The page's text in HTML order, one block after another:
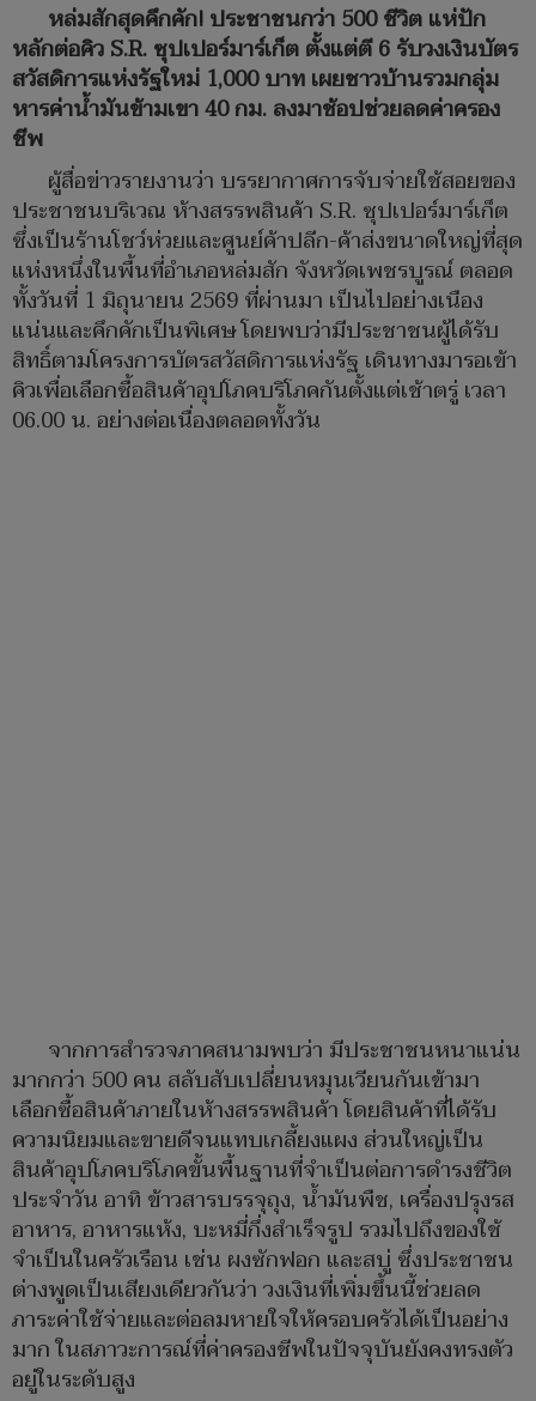
หล่มสักสุดคึกคัก! ประชาชนกว่า 500 ชีวิต แห่ปัก
หลักต่อคิว S.R. ซุปเปอร์มาร์เก็ต ตั้งแต่ตี 6 รับวงเงินบัตร
สวัสดิการแห่งรัฐใหม่ 1,000 บาท เผยชาวบ้านรวมกลุ่ม
หารค่าน้ำมันข้ามเขา 40 กม. ลงมาช้อปช่วยลดค่าครอง
ชีพ
ผู้สื่อข่าวรายงานว่า บรรยากาศการจับจ่ายใช้สอยของ
ประชาชนบริเวณ ห้างสรรพสินค้า S.R. ซุปเปอร์มาร์เก็ต
ซึ่งเป็นร้านโชว์ห่วยและศูนย์ค้าปลีก-ค้าส่งขนาดใหญ่ที่สุด
แห่งหนึ่งในพื้นที่อำเภอหล่มสัก จังหวัดเพชรบูรณ์ ตลอด
ทั้งวันที่ 1 มิถุนายน 2569 ที่ผ่านมา เป็นไปอย่างเนือง
แน่นและคึกคักเป็นพิเศษ โดยพบว่ามีประชาชนผู้ได้รับ
สิทธิ์ตามโครงการบัตรสวัสดิการแห่งรัฐ เดินทางมารอเข้า
คิวเพื่อเลือกซื้อสินค้าอุปโภคบริโภคกันตั้งแต่เช้าตรู่ เวลา
06.00 น. อย่างต่อเนื่องตลอดทั้งวัน
จากการสำรวจภาคสนามพบว่า มีประชาชนหนาแน่น
มากกว่า 500 คน สลับสับเปลี่ยนหมุนเวียนกันเข้ามา
เลือกซื้อสินค้าภายในห้างสรรพสินค้า โดยสินค้าที่ได้รับ
ความนิยมและขายดีจนแทบเกลี้ยงแผง ส่วนใหญ่เป็น
สินค้าอุปโภคบริโภคขั้นพื้นฐานที่จำเป็นต่อการดำรงชีวิต
ประจำวัน อาทิ ข้าวสารบรรจุถุง, น้ำมันพืช, เครื่องปรุงรส
อาหาร, อาหารแห้ง, บะหมี่กึ่งสำเร็จรูป รวมไปถึงของใช้
จำเป็นในครัวเรือน เช่น ผงซักฟอก และสบู่ ซึ่งประชาชน
ต่างพูดเป็นเสียงเดียวกันว่า วงเงินที่เพิ่มขึ้นนี้ช่วยลด
ภาระค่าใช้จ่ายและต่อลมหายใจให้ครอบครัวได้เป็นอย่าง
มาก ในสภาวะการณ์ที่ค่าครองชีพในปัจจุบันยังคงทรงตัว
อยู่ในระดับสูง